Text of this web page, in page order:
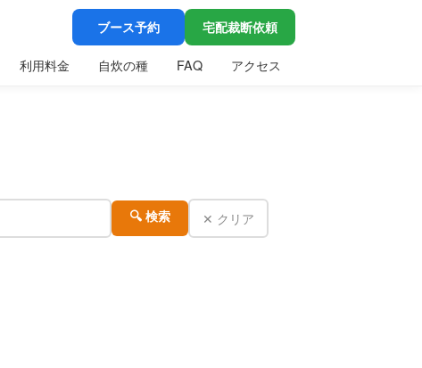
ブース予約 宅配裁断依頼
利用料金 自炊の種 FAQ アクセス
🔍 検索 ✕ クリア